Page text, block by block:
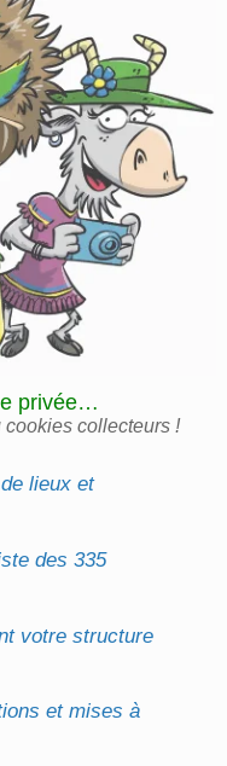
lieux et
des 335
votre structure
et mises à
privée…
collecteurs !